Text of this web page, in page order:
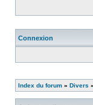
Connexion
Index du forum » Divers »